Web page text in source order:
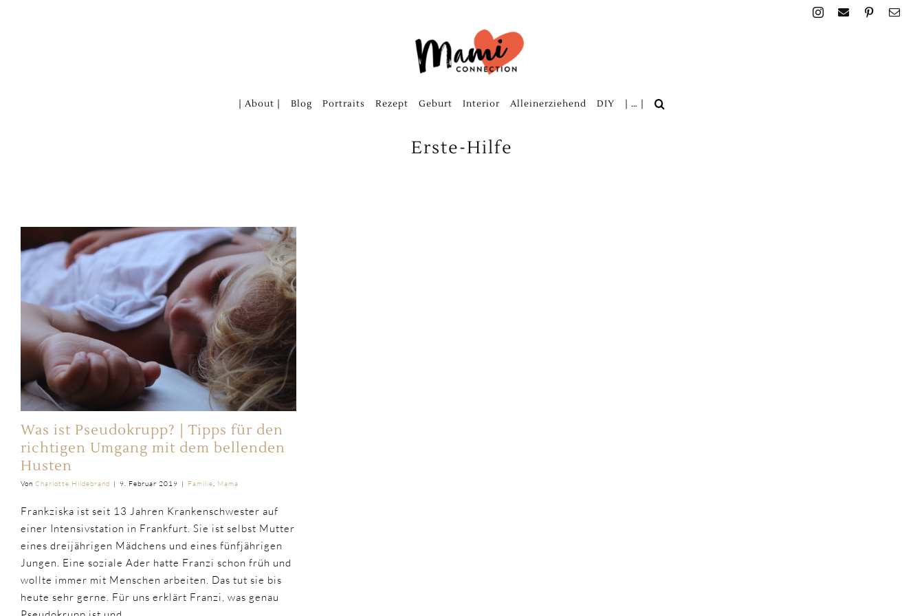
| About | Blog Portraits Rezept Geburt Interior Alleinerziehend DIY | … |
Erste-Hilfe
Was ist Pseudokrupp? | Tipps für den
richtigen Umgang mit dem bellenden
Husten
Von Charlotte Hildebrand | 9. Februar 2019 | Familie Mama
Frankziska ist seit 13 Jahren Krankenschwester auf
einer Intensivstation in Frankfurt. Sie ist selbst Mutter
eines dreijährigen Mädchens und eines fünfjährigen
Jungen. Eine soziale Ader hatte Franzi schon früh und
wollte immer mit Menschen arbeiten. Das tut sie bis
heute sehr gerne. Für uns erklärt Franzi, was genau